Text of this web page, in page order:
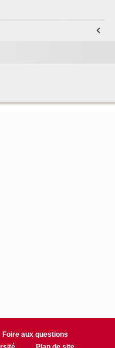
Foire aux questions